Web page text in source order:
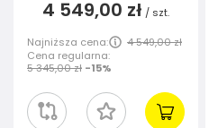
4 549,00 zł / szt.
Najniższa cena:
4 549,00 zł
Cena regularna:
5 345,00 zł -15%